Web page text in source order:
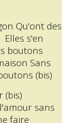
Qu'ont des
Elles s'en
boutons
Sans
(bis)
(bis)
sans
faire